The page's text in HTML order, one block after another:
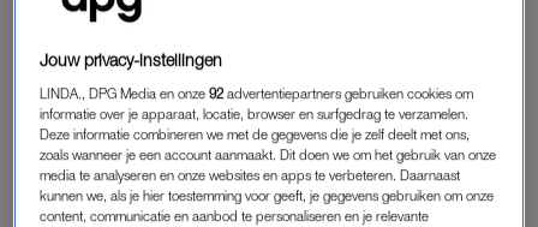
gezicht er voor de fillers uitzag of wil je een iets natuurlijkere
ontstaan na het inspuiten van de fillers. Stel dat het goedje in
een bloedvat is gespoten en dat verstopt is geraakt; dan kan
de huid afsterven. In dat geval is oplossen altijd deway to go
Is het tijd om jeclean girl erate betreden en dus wat subtielere
gelaatstrekken te hebben, dan is gedeeltelijke oplossing wat
Jouw privacy-instellingen
LINDA., DPG Media en onze92 advertentiepartners gebruiken cookies om
informatie over je apparaat, locatie, browser en surfgedrag te verzamelen.
Deze informatie combineren we met de gegevens die je zelf deelt met ons,
zoals wanneer je een account aanmaakt. Dit doen we om het gebruik van onze
media te analyseren en onze websites en apps te verbeteren. Daarnaast
kunnen we, als je hier toestemming voor geeft, je gegevens gebruiken om onze
content, communicatie en aanbod te personaliseren en je relevante